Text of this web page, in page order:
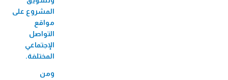
المشروع على
مواقع
التواصل
الإجتماعي
المختلفة.
ومن